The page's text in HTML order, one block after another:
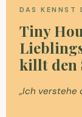
DAS KENNST
Tiny
killt den
„Ich verstehe